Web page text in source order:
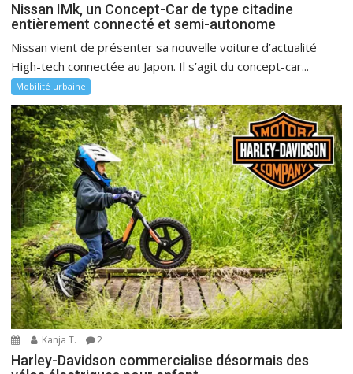
Nissan IMk, un Concept-Car de type citadine
entièrement connecté et semi-autonome
Nissan vient de présenter sa nouvelle voiture d’actualité
High-tech connectée au Japon. Il s’agit du concept-car...
Mobilité urbaine
Kanja T. 2
Harley-Davidson commercialise désormais des